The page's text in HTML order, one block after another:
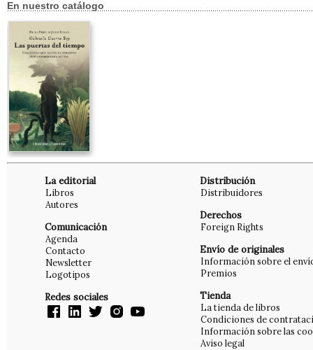
En nuestro catálogo
La editorial
Libros
Autores
Comunicación
Agenda
Contacto
Newsletter
Logotipos
Redes sociales
Distribución
Distribuidores
Derechos
Foreign Rights
Envío de originales
Información sobre el
Premios
Tienda
La tienda de libros
Condiciones de
Información sobre las
Aviso legal